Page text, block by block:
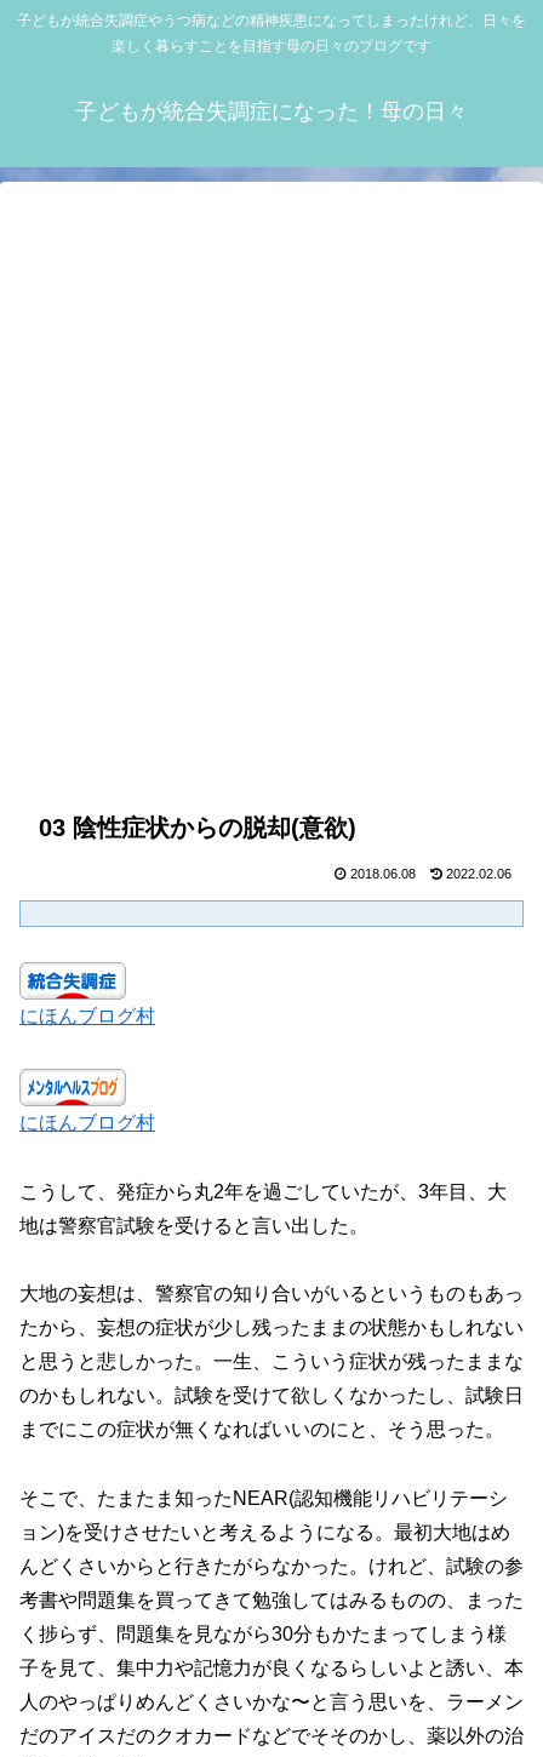
子どもが統合失調症やうつ病などの精神疾患になってしまったけれど、日々を
楽しく暮らすことを目指す母の日々のブログです
子どもが統合失調症になった！母の日々
03 陰性症状からの脱却(意欲)
2018.06.08 2022.02.06
にほんブログ村
にほんブログ村
こうして、発症から丸2年を過ごしていたが、3年目、大
地は警察官試験を受けると言い出した。
大地の妄想は、警察官の知り合いがいるというものもあっ
たから、妄想の症状が少し残ったままの状態かもしれない
と思うと悲しかった。一生、こういう症状が残ったままな
のかもしれない。試験を受けて欲しくなかったし、試験日
までにこの症状が無くなればいいのにと、そう思った。
そこで、たまたま知ったNEAR(認知機能リハビリテーシ
ョン)を受けさせたいと考えるようになる。最初大地はめ
んどくさいからと行きたがらなかった。けれど、試験の参
考書や問題集を買ってきて勉強してはみるものの、まった
く捗らず、問題集を見ながら30分もかたまってしまう様
子を見て、集中力や記憶力が良くなるらしいよと誘い、本
人のやっぱりめんどくさいかな〜と言う思いを、ラーメン
だのアイスだのクオカードなどでそそのかし、薬以外の治